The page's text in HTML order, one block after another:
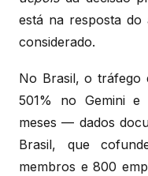
está na resposta
considerado.
No Brasil, o tráfego
501% no Gemini e
meses — dados
Brasil, que
membros e 800